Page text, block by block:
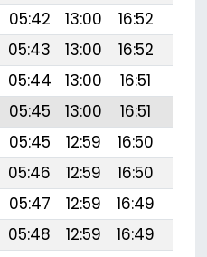
05:42 13:00 16:52
05:43 13:00 16:52
05:44 13:00 16:51
05:45 13:00 16:51
05:45 12:59 16:50
05:46 12:59 16:50
05:47 12:59 16:49
05:48 12:59 16:49